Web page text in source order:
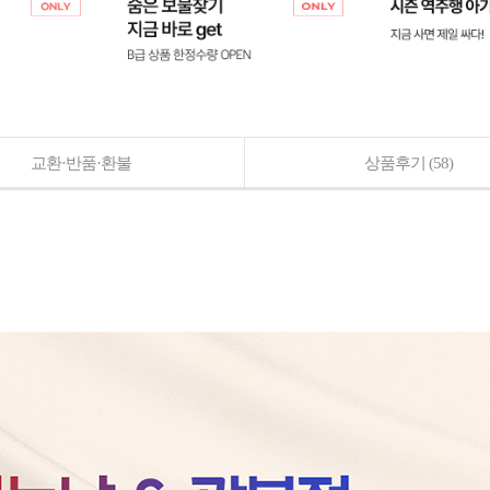
교환·반품·환불 상품후기 (58)